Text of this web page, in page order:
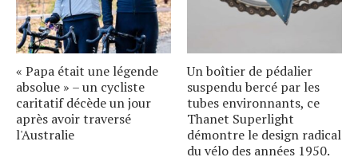
« Papa était une légende
absolue » – un cycliste
caritatif décède un jour
après avoir traversé
l'Australie
Un boîtier de pédalier
suspendu bercé par les
tubes environnants, ce
Thanet Superlight
démontre le design radical
du vélo des années 1950.